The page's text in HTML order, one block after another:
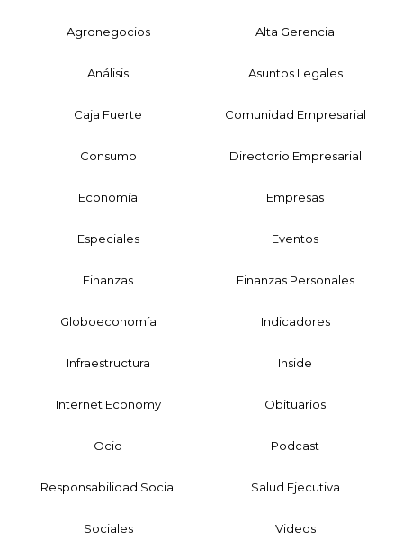
Agronegocios Alta Gerencia
Análisis Asuntos Legales
Caja Fuerte Comunidad Empresarial
Consumo Directorio Empresarial
Economía Empresas
Especiales Eventos
Finanzas Finanzas Personales
Globoeconomía Indicadores
Infraestructura Inside
Internet Economy Obituarios
Ocio Podcast
Responsabilidad Social Salud Ejecutiva
Sociales Videos